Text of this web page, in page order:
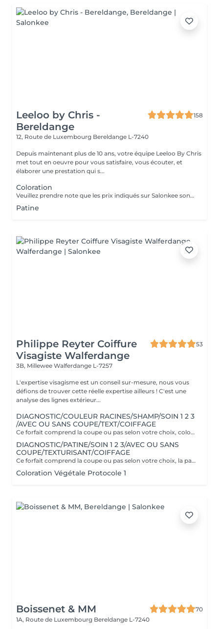
Leeloo by Chris -
Bereldange
158
12, Route de Luxembourg Bereldange L-7240
Depuis maintenant plus de 10 ans, votre équipe Leeloo By Chris
met tout en oeuvre pour vous satisfaire, vous écouter, et
élaborer une prestation qui s...
Coloration
Veuillez prendre note que les prix indiqués sur Salonkee sont communiqués à titre informatif et s'entendent de base. Ces derniers sont susceptibles de varier selon le diagnostic réalisé à votre arrivée au salon et l'expertise du professionnel à qui vous confiez votre beauté. Dans tous les cas, un devis précis vous sera proposé et toutes réalisations de prestations seront effectuées avec votre accord. Un grand merci d'avance pour votre compréhension. Au plaisir de vous revoir très vite.
Patine
Philippe Reyter Coiffure
Visagiste Walferdange
53
3B, Millewee Walferdange L-7257
L'expertise visagisme est un conseil sur-mesure, nous vous
défions de trouver cette réelle expertise ailleurs ! C'est une
analyse des lignes extérieur...
DIAGNOSTIC/COULEUR RACINES/SHAMP/SOIN 1 2 3
/AVEC OU SANS COUPE/TEXT/COIFFAGE
Ce forfait comprend la coupe ou pas selon votre choix, coloration uniquement en racines. Il comprend le soin Botanical 1 2 3 spécifique à la couleur. Supplément cheveux longs 25€
DIAGNOSTIC/PATINE/SOIN 1 2 3/AVEC OU SANS
COUPE/TEXTURISANT/COIFFAGE
Ce forfait comprend la coupe ou pas selon votre choix, la patine est un reflet pratique pour refroidir ou réchauffer un balayage ou donner une nuance à sa couleur naturelle. Couverture cheveux blancs 70% uniquement. Il comprend le soin Botanical 1 2 3 spécifique à la couleur.
Coloration Végétale Protocole 1
Boissenet & MM
70
1A, Route de Luxembourg Bereldange L-7240